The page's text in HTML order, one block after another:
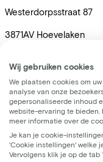
Westerdorpsstraat 87
3871AV Hoevelaken
Wij gebruiken cookies
We plaatsen cookies om
analyse van onze
gepersonaliseerde inhoud
website-ervaring te bieden.
meer informatie over de
Je kan je cookie-
'Cookie instellingen' welke
Vervolgens klik je op de tab